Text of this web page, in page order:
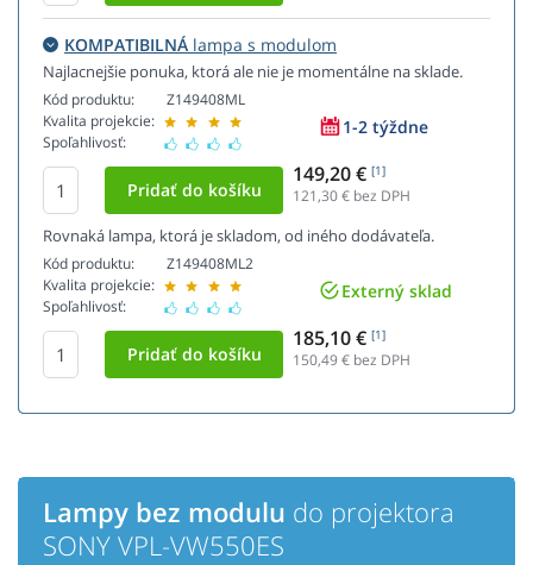
KOMPATIBILNÁ lampa s modulom
Najlacnejšie ponuka, ktorá ale nie je momentálne na sklade.
Kód produktu:
Kvalita projekcie:
Spoľahlivosť:
Z149408ML
1-2 týždne
149,20 € [1]
121,30€ bez DPH
Rovnaká lampa, ktorá je skladom, od iného dodávateľa.
Kód produktu:
Kvalita projekcie:
Spoľahlivosť:
Z149408ML2
Externý sklad
185,10 € [1]
150,49€ bez DPH
Lampy bez modulu do projektora
SONY VPL-VW550ES